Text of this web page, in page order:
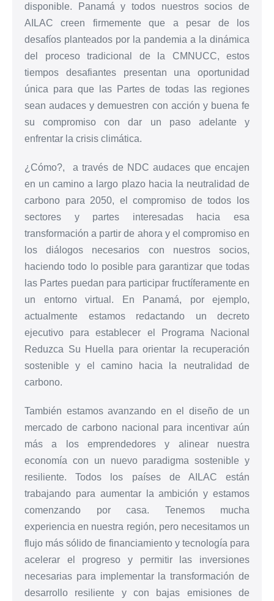
disponible. Panamá y todos nuestros socios de
AILAC creen firmemente que a pesar de los
desafíos planteados por la pandemia a la dinámica
del proceso tradicional de la CMNUCC, estos
tiempos desafiantes presentan una oportunidad
única para que las Partes de todas las regiones
sean audaces y demuestren con acción y buena fe
su compromiso con dar un paso adelante y
enfrentar la crisis climática.
¿Cómo?, a través de NDC audaces que encajen
en un camino a largo plazo hacia la neutralidad de
carbono para 2050, el compromiso de todos los
sectores y partes interesadas hacia esa
transformación a partir de ahora y el compromiso en
los diálogos necesarios con nuestros socios,
haciendo todo lo posible para garantizar que todas
las Partes puedan para participar fructíferamente en
un entorno virtual. En Panamá, por ejemplo,
actualmente estamos redactando un decreto
ejecutivo para establecer el Programa Nacional
Reduzca Su Huella para orientar la recuperación
sostenible y el camino hacia la neutralidad de
carbono.
También estamos avanzando en el diseño de un
mercado de carbono nacional para incentivar aún
más a los emprendedores y alinear nuestra
economía con un nuevo paradigma sostenible y
resiliente. Todos los países de AILAC están
trabajando para aumentar la ambición y estamos
comenzando por casa. Tenemos mucha
experiencia en nuestra región, pero necesitamos un
flujo más sólido de financiamiento y tecnología para
acelerar el progreso y permitir las inversiones
necesarias para implementar la transformación de
desarrollo resiliente y con bajas emisiones de